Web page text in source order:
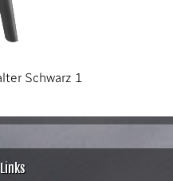
Schwarz 1